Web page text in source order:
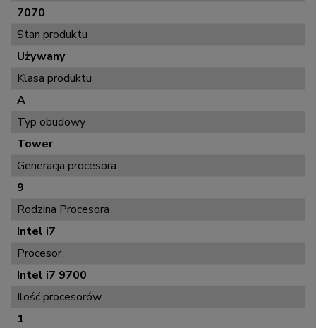
7070
Stan produktu
Używany
Klasa produktu
A
Typ obudowy
Tower
Generacja procesora
9
Rodzina Procesora
Intel i7
Procesor
Intel i7 9700
Ilość procesorów
1